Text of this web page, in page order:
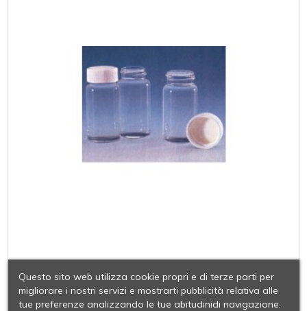
Questo sito web utilizza cookie propri e di terze parti per
migliorare i nostri servizi e mostrarti pubblicità relativa alle
tue preferenze analizzando le tue abitudinidi navigazione.